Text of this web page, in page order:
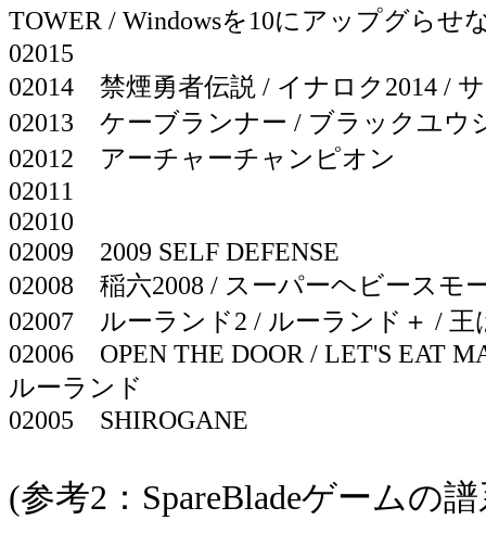
TOWER / Windowsを10にアップグら
02015
02014 禁煙勇者伝説 / イナロク2014 /
02013 ケーブランナー / ブラックユウ
02012 アーチャーチャンピオン
02011
02010
02009 2009 SELF DEFENSE
02008 稲六2008 / スーパーヘビースモ
02007 ルーランド2 / ルーランド＋ / 王
02006 OPEN THE DOOR / LET'S EAT
ルーランド
02005 SHIROGANE
(参考2：SpareBladeゲームの